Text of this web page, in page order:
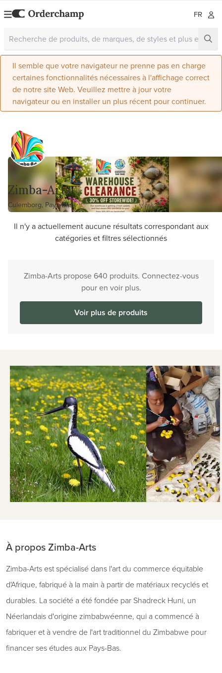
FR
Il semble que votre navigateur ne prenne pas en charge
certaines fonctionnalités nécessaires à l'affichage correct
de notre site Web. Veuillez mettre à jour votre
navigateur ou en installer un plus récent pour continuer.
Zimba-Arts
Culemborg, Pays-Bas
Il n'y a actuellement aucune résultats correspondant aux
catégories et filtres sélectionnés
Zimba-Arts propose 640 produits. Connectez-vous
pour en voir plus.
Voir plus de produits
À propos Zimba-Arts
Zimba-Arts est spécialisé dans l'art du commerce équitable
d'Afrique, fabriqué à la main à partir de matériaux recyclés et
durables. La société a été fondée par Shadreck Huni, un
Néerlandais d'origine zimbabwéenne, qui a commencé à
fabriquer et à vendre de l'art traditionnel du Zimbabwe pour
financer ses études aux Pays-Bas.